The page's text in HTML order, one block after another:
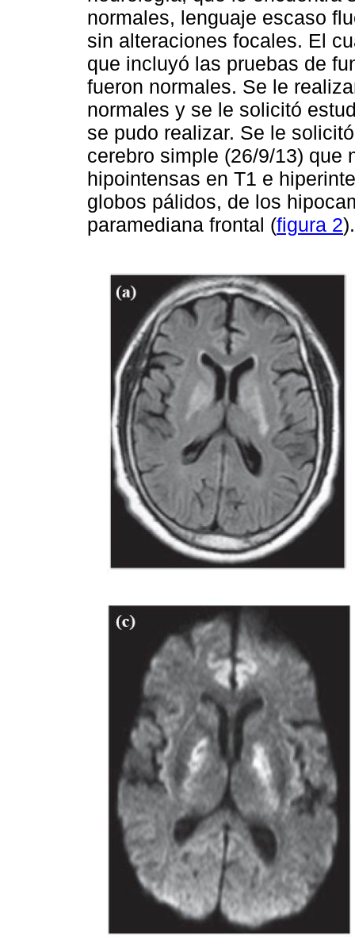
normales, lenguaje escaso
sin alteraciones focales. El
que incluyó las pruebas de
fueron normales. Se le
normales y se le solicitó
se pudo realizar. Se le
cerebro simple (26/9/13) que
hipointensas en T1 e
globos pálidos, de los
paramediana frontal (figura 2).